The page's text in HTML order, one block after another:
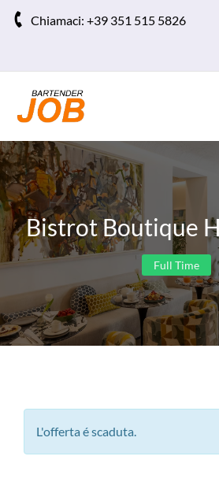
Chiamaci: +39 351 515 5826
Bistrot Boutique
Full Time
L'offerta é scaduta.